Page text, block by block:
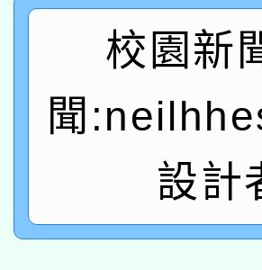
礎課程
A3數位素養
「數位內容
pilot」
有關大陸委
薪期間赴陸
轉知經濟部
業技術研究
115年8月
桃園市孔廟
2026年桃園
校園新
聞
設計